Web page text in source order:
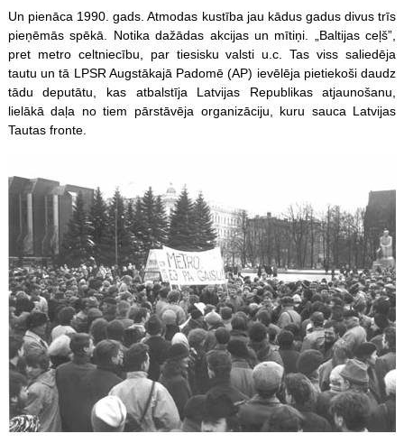
Un pienāca 1990. gads. Atmodas kustība jau kādus gadus divus trīs
pieņēmās spēkā. Notika dažādas akcijas un mītiņi. „Baltijas ceļš”,
pret metro celtniecību, par tiesisku valsti u.c. Tas viss saliedēja
tautu un tā LPSR Augstākajā Padomē (AP) ievēlēja pietiekoši daudz
tādu deputātu, kas atbalstīja Latvijas Republikas atjaunošanu,
lielākā daļa no tiem pārstāvēja organizāciju, kuru sauca Latvijas
Tautas fronte.